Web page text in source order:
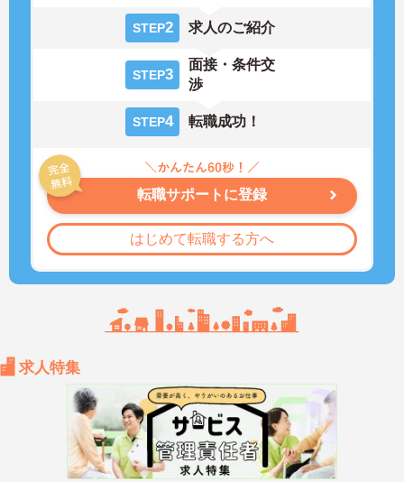
STEP2 求人のご紹介
STEP3
面接・条件交
渉
STEP4 転職成功！
転職サポートに登録
はじめて転職する方へ
求人特集